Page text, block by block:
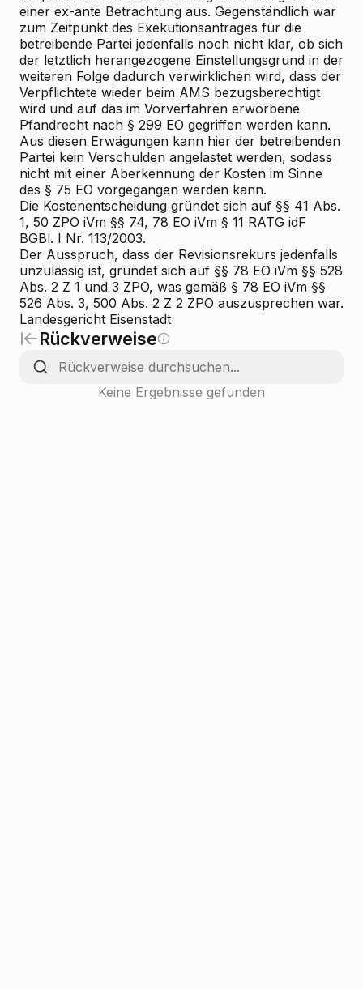
einer ex-ante Betrachtung aus. Gegenständlich war
zum Zeitpunkt des Exekutionsantrages für die
betreibende Partei jedenfalls noch nicht klar, ob sich
der letztlich herangezogene Einstellungsgrund in der
weiteren Folge dadurch verwirklichen wird, dass der
Verpflichtete wieder beim AMS bezugsberechtigt
wird und auf das im Vorverfahren erworbene
Pfandrecht nach § 299 EO gegriffen werden kann.
Aus diesen Erwägungen kann hier der betreibenden
Partei kein Verschulden angelastet werden, sodass
nicht mit einer Aberkennung der Kosten im Sinne
des § 75 EO vorgegangen werden kann.
Die Kostenentscheidung gründet sich auf §§ 41 Abs.
1, 50 ZPO iVm §§ 74, 78 EO iVm § 11 RATG idF
BGBl. I Nr. 113/2003.
Der Ausspruch, dass der Revisionsrekurs jedenfalls
unzulässig ist, gründet sich auf §§ 78 EO iVm §§ 528
Abs. 2 Z 1 und 3 ZPO, was gemäß § 78 EO iVm §§
526 Abs. 3, 500 Abs. 2 Z 2 ZPO auszusprechen war.
Landesgericht Eisenstadt
Rückverweise
Keine Ergebnisse gefunden